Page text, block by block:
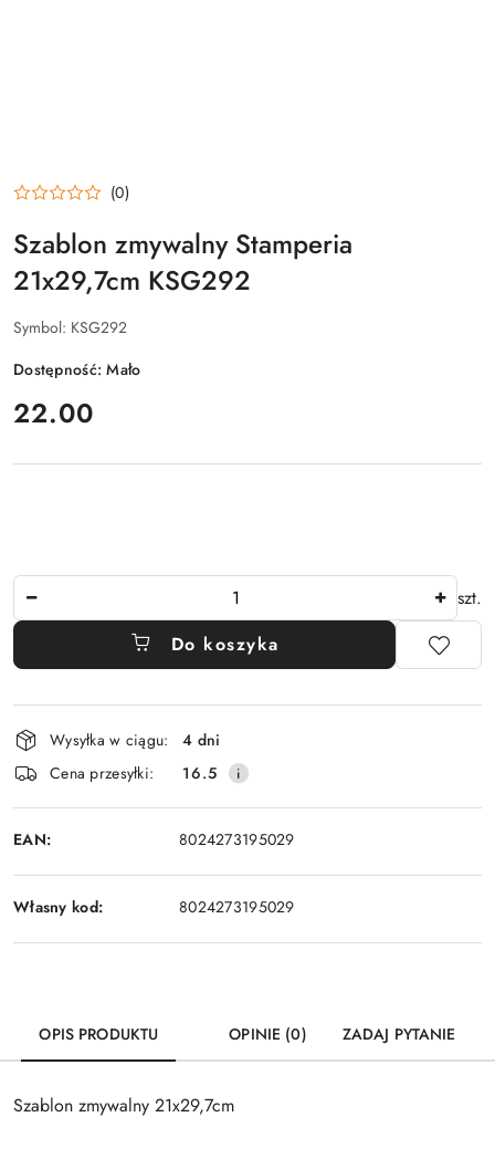
(0)
Szablon zmywalny Stamperia
21x29,7cm KSG292
Symbol: KSG292
Dostępność:Mało
cena:
22.00
szt.
Do koszyka
Dostępność
i
dostawa
Wysyłka w ciągu:
4 dni
Cena przesyłki:
16.5
EAN: 8024273195029
Własny kod: 8024273195029
OPIS PRODUKTU OPINIE (0) ZADAJ PYTANIE
Szablon zmywalny 21x29,7cm